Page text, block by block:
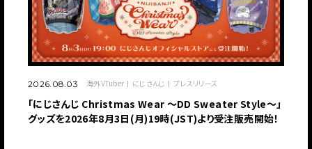
2026.08.03 海外VTuber にじさんじ プレスリリース
「にじさんじ Christmas Wear 〜DD Sweater Style〜」
グッズを2026年8月3日(月)19時(JST)より受注販売開始！